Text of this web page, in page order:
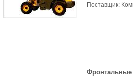
Поставщик:
Фронтальные